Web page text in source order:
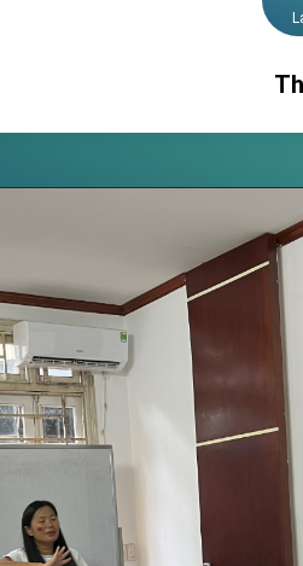
US exchanges and cooperation
Prosperity Partnership Dialogue